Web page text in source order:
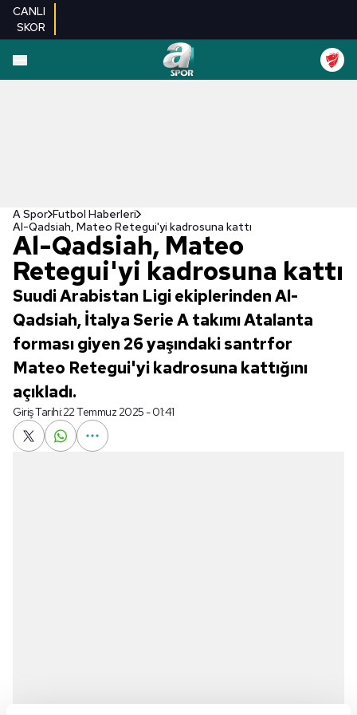
CANLI
SKOR
A Spor Futbol Haberleri
Al-Qadsiah, Mateo Retegui'yi kadrosuna kattı
Al-Qadsiah, Mateo
Retegui'yi kadrosuna kattı
Suudi Arabistan Ligi ekiplerinden Al-
Qadsiah, İtalya Serie A takımı Atalanta
forması giyen 26 yaşındaki santrfor
Mateo Retegui'yi kadrosuna kattığını
açıkladı.
Giriş Tarihi:22 Temmuz 2025 - 01:41